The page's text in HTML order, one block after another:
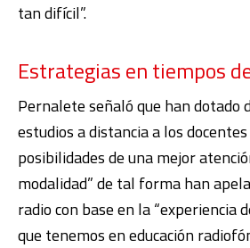
tan difícil”.
Estrategias en tiempos
Pernalete señaló que han dotado
estudios a distancia a los
posibilidades de una mejor
modalidad” de tal forma han
radio con base en la “experiencia
que tenemos en educación